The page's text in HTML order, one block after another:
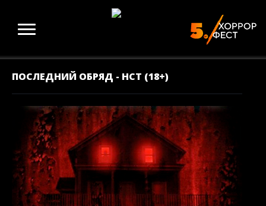
ПОСЛЕДНИЙ ОБРЯД - НСТ (18+)